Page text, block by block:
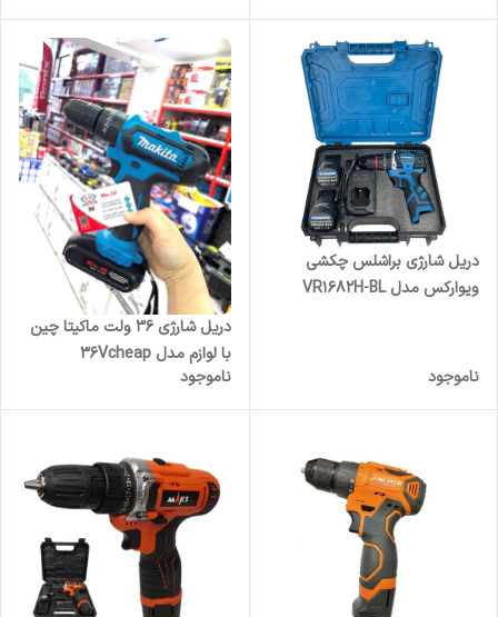
دریل شارژی براشلس چکشی
ویوارکس مدل VR1682H-BL
ناموجود
دریل شارژی ۳۶ ولت ماکیتا چین
با لوازم مدل 36Vcheap
ناموجود